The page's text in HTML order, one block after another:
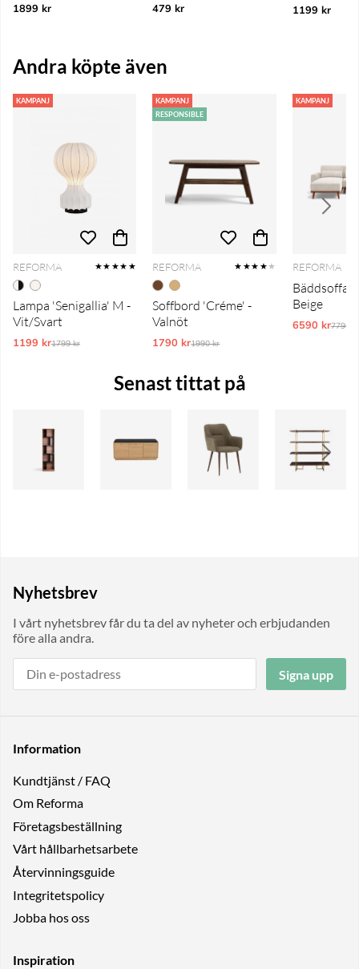
1899 kr 479 kr 1199 kr
Andra köpte även
KAMPANJ
REFORMA ★★★★★
Lampa 'Senigallia' M -
Vit/Svart
1199 krOrdinarie pris:
1799 kr
KAMPANJ
RESPONSIBLE
REFORMA ★★★★★
Soffbord 'Créme' -
Valnöt
1790 krOrdinarie pris:
1990 kr
KAMPANJ
REFORMA
Bäddsoffa
Beige
6590 kr7790 kr
Senast tittat på
Nyhetsbrev
I vårt nyhetsbrev får du ta del av nyheter och erbjudanden
före alla andra.
Signa upp
Information
Kundtjänst / FAQ
Om Reforma
Företagsbeställning
Vårt hållbarhetsarbete
Återvinningsguide
Integritetspolicy
Jobba hos oss
Inspiration